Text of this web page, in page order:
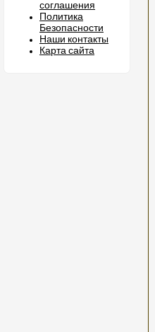
соглашения
Политика
Безопасности
Наши контакты
Карта сайта